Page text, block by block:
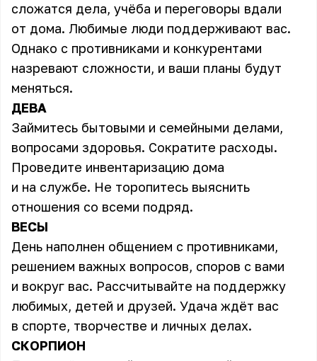
сложатся дела, учёба и переговоры вдали
от дома. Любимые люди поддерживают вас.
Однако с противниками и конкурентами
назревают сложности, и ваши планы будут
меняться.
ДЕВА
Займитесь бытовыми и семейными делами,
вопросами здоровья. Сократите расходы.
Проведите инвентаризацию дома
и на службе. Не торопитесь выяснить
отношения со всеми подряд.
ВЕСЫ
День наполнен общением с противниками,
решением важных вопросов, споров с вами
и вокруг вас. Рассчитывайте на поддержку
любимых, детей и друзей. Удача ждёт вас
в спорте, творчестве и личных делах.
СКОРПИОН